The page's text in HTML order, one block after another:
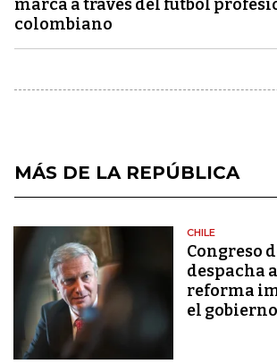
marca a través del fútbol
colombiano
MÁS DE LA REPÚBLICA
CHILE
Congreso
despacha
reforma
el